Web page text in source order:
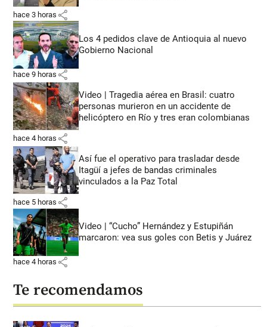
hace 3 horas share
Los 4 pedidos clave de Antioquia al nuevo
Gobierno Nacional
hace 9 horas share
Video | Tragedia aérea en Brasil: cuatro
personas murieron en un accidente de
helicóptero en Río y tres eran colombianas
hace 4 horas share
Así fue el operativo para trasladar desde
Itagüí a jefes de bandas criminales
vinculados a la Paz Total
hace 5 horas share
Video | “Cucho” Hernández y Estupiñán
marcaron: vea sus goles con Betis y Juárez
hace 4 horas share
Te recomendamos